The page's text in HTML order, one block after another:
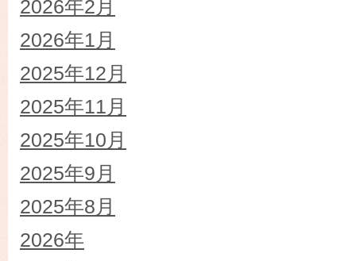
2026年2月
2026年1月
2025年12月
2025年11月
2025年10月
2025年9月
2025年8月
2026年